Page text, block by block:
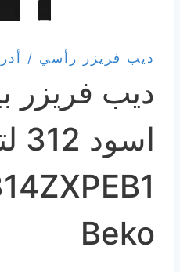
ديب فريزر رأسي /
Beko